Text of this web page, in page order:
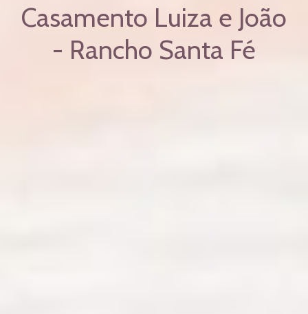
Casamento Luiza e João
- Rancho Santa Fé